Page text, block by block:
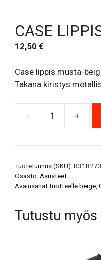
CASE
12,50 €
Case lippis musta-
Takana kiristys
- +
Tuotetunnus (SKU):
Osasto: Asusteet
Avainsanat tuotteellebeige
Tutustu myös